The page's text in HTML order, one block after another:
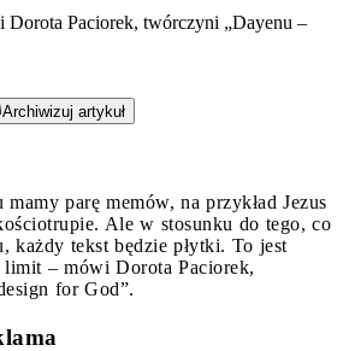
Paciorek, twórczyni „Dayenu –
Archiwizuj artykuł
parę memów, na przykład Jezus
Ale w stosunku do tego, co
każdy tekst będzie płytki. To jest
– mówi Dorota Paciorek,
for God”.